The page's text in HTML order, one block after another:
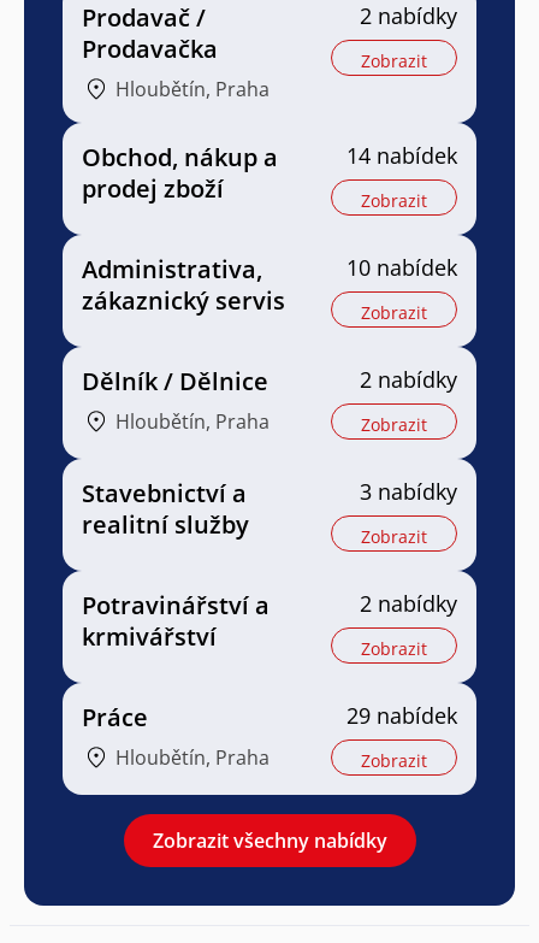
Prodavač /
Prodavačka
Hloubětín, Praha
2 nabídky
Zobrazit
Obchod, nákup a
prodej zboží
14 nabídek
Zobrazit
Administrativa,
zákaznický servis
10 nabídek
Zobrazit
Dělník / Dělnice
Hloubětín, Praha
2 nabídky
Zobrazit
Stavebnictví a
realitní služby
3 nabídky
Zobrazit
Potravinářství a
krmivářství
2 nabídky
Zobrazit
Práce
Hloubětín, Praha
29 nabídek
Zobrazit
Zobrazit všechny nabídky